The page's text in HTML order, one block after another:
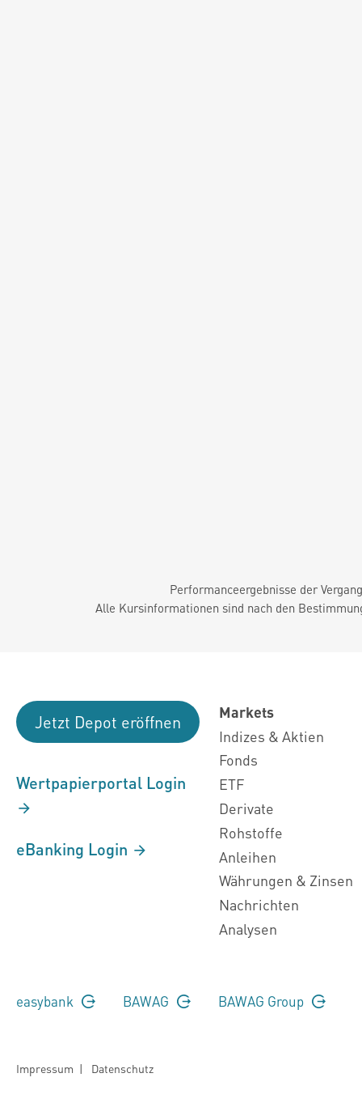
Performanceergebnisse der
Alle Kursinformationen sind nach den
Jetzt Depot eröffnen
Wertpapierportal Login
eBanking Login
Markets
Indizes & Aktien
Fonds
ETF
Derivate
Rohstoffe
Anleihen
Währungen & Zinsen
Nachrichten
Analysen
easybank BAWAG BAWAG Group
Impressum | Datenschutz